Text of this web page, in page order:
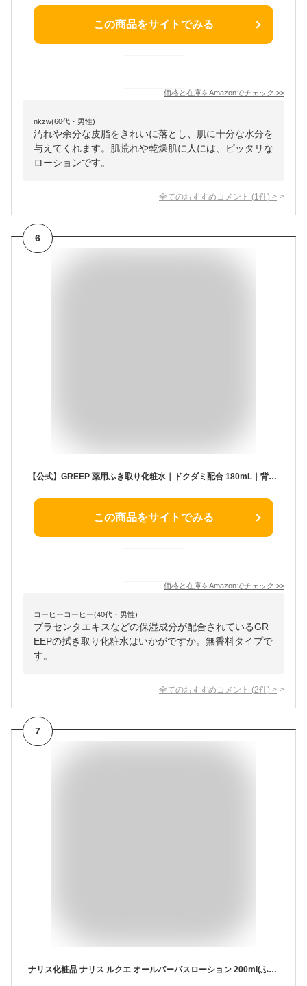
この商品をサイトでみる
価格と在庫をAmazonでチェック >>
nkzw(60代・男性)
汚れや余分な皮脂をきれいに落とし、肌に十分な水分を
与えてくれます。肌荒れや乾燥肌に人には、ピッタリな
ローションです。
全てのおすすめコメント (1 件) >
6
【公式】GREEP 薬用ふき取り化粧水｜ドクダミ配合 180mL｜背中ニキビ予防・さっぱり使用感／洗顔代わり◎毛穴・角質ケア｜無香料 医薬部外品 日本製 弱酸性
この商品をサイトでみる
価格と在庫をAmazonでチェック >>
コーヒーコーヒー(40代・男性)
プラセンタエキスなどの保湿成分が配合されているGR
EEPの拭き取り化粧水はいかがですか。無香料タイプで
す。
全てのおすすめコメント (2件) >
7
ナリス化粧品 ナリス ルクエ オールパーパスローション 200ml(ふきとり・保護化粧水）本体/つめかえ用(レフィル) 保湿 潤い 角質ケア 汚れ 拭き取り 毛穴 ニキビ 肌あれ ターンオーバー 年齢肌 エイジングケア 乾燥肌 敏感肌 時短 人気 おすすめ